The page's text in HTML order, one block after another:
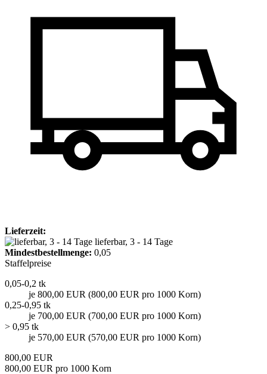
Lieferzeit:
lieferbar, 3 - 14 Tage
Mindest­bestellmenge: 0,05
Staffelpreise
0,05-0,2 tk
je 800,00 EUR (800,00 EUR pro 1000 Korn)
0,25-0,95 tk
je 700,00 EUR (700,00 EUR pro 1000 Korn)
> 0,95 tk
je 570,00 EUR (570,00 EUR pro 1000 Korn)
800,00 EUR
800,00 EUR pro 1000 Korn